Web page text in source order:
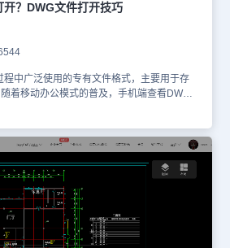
？DWG文件打开技巧
程中广泛使用的专有文件格式，主要用于存
着移动办公模式的普及，手机端查看DWG
骤：1、下载安装浩辰CAD看图王
安卓用户：华为应用市场、小米商店、腾讯
看图王】。苹果用户：App Store搜索【浩
下载安装认准开发商“苏州浩辰软件股份有限
导入DWG文件（1）本地文件导入打开浩辰
部【本地文件】，选择手机存储中的DWG
入登录账号，点击【云图】，直接打开云盘
）。3、查看与基础操作（1）缩放/平移：双